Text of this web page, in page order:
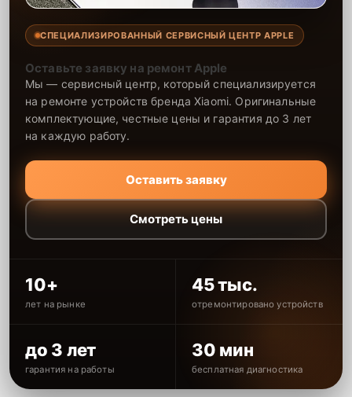
СПЕЦИАЛИЗИРОВАННЫЙ СЕРВИСНЫЙ ЦЕНТР APPLE
Оставьте заявку на ремонт Apple
Мы — сервисный центр, который специализируется
на ремонте устройств бренда Xiaomi. Оригинальные
комплектующие, честные цены и гарантия до 3 лет
на каждую работу.
Оставить заявку
Смотреть цены
10+
лет на рынке
45 тыс.
отремонтировано устройств
до 3 лет
гарантия на работы
30 мин
бесплатная диагностика